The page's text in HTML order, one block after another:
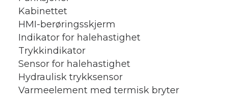
Kabinettet
HMI-berøringsskjerm
Indikator for halehastighet
Trykkindikator
Sensor for halehastighet
Hydraulisk trykksensor
Varmeelement med termisk bryter